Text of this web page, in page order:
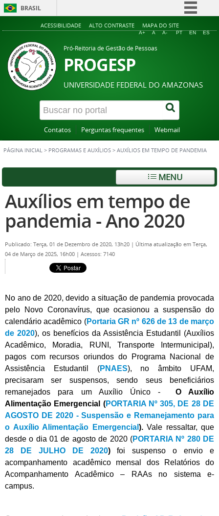
BRASIL
Simplifique!
Acesso à informação
Legislação
Canais
ACESSIBILIDADE ALTO CONTRASTE MAPA DO SITE
A+ A A- PT EN ES
Pró-Reitoria de Gestão de Pessoas
PROGESP
UNIVERSIDADE FEDERAL DO AMAZONAS
Contatos Perguntas frequentes Webmail
PÁGINA INICIAL > PROGRAMAS E AUXÍLIOS > AUXÍLIOS EM TEMPO DE PANDEMIA
MENU
Auxílios em tempo de
pandemia - Ano 2020
Publicado: Terça, 01 de Dezembro de 2020, 13h20 | Última atualização em Terça,
04 de Março de 2025, 16h00 | Acessos: 7140
No ano de 2020, devido a situação de pandemia provocada
pelo Novo Coronavírus, que ocasionou a suspensão do
calendário acadêmico (Portaria GR nº 626 de 13 de março
de 2020), os benefícios da Assistência Estudantil (Auxílios
Acadêmico, Moradia, RUNI, Transporte Intermunicipal),
pagos com recursos oriundos do Programa Nacional de
Assistência Estudantil (PNAES), no âmbito UFAM,
precisaram ser suspensos, sendo seus beneficiários
remanejados para um Auxílio Único - O Auxílio
Alimentação Emergencial (PORTARIA Nº 305, DE 28 DE
AGOSTO DE 2020 - Suspensão e Remanejamento para
o Auxílio Alimentação Emergencial ). Vale ressaltar, que
desde o dia 01 de agosto de 2020 (PORTARIA Nº 280 DE
28 DE JULHO DE 2020)foi suspenso o envio e
acompanhamento acadêmico mensal dos Relatórios do
Acompanhamento Acadêmico – RAAs no sistema e-
campus.